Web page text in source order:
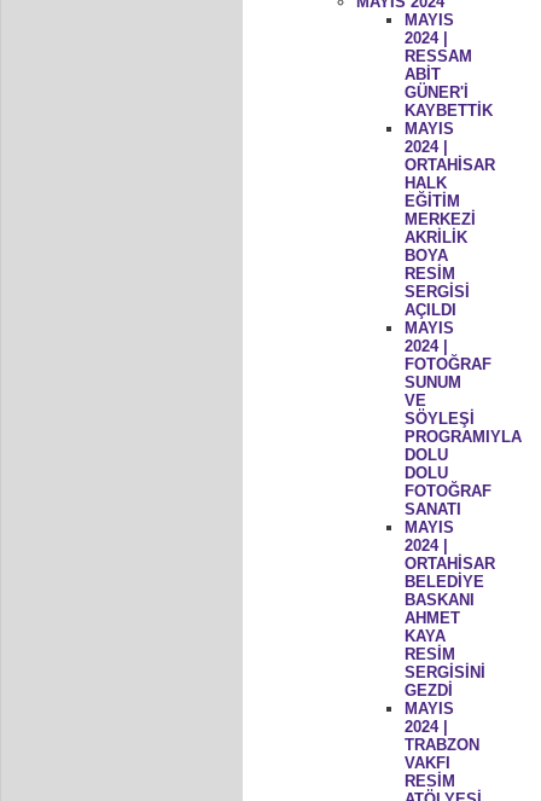
MAYIS
2024 |
RESSAM
ABİT
GÜNER'İ
KAYBETTİK
MAYIS
2024 |
ORTAHİSAR
HALK
EĞİTİM
MERKEZİ
AKRİLİK
BOYA
RESİM
SERGİSİ
AÇILDI
MAYIS
2024 |
FOTOĞRAF
SUNUM
VE
SÖYLEŞİ
PROGRAMIYLA
DOLU
DOLU
FOTOĞRAF
SANATI
MAYIS
2024 |
ORTAHİSAR
BELEDİYE
BASKANI
AHMET
KAYA
RESİM
SERGİSİNİ
GEZDİ
MAYIS
2024 |
TRABZON
VAKFI
RESİM